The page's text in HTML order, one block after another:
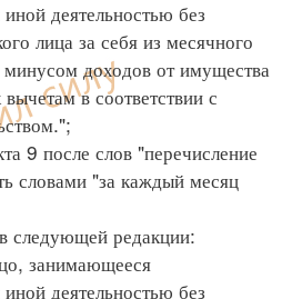
деятельностью без
лица за себя из месячного
доходов от имущества
в соответствии с
9 после слов "перечисление
словами "за каждый месяц
редакции:
занимающееся
деятельностью без